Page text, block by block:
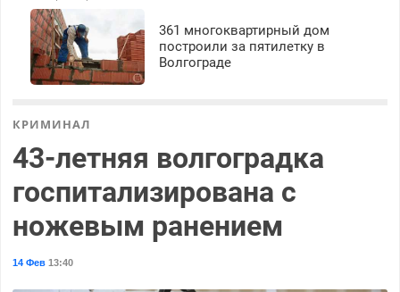
Набережная День Победы Реконструкция ЦПКиО
80-летие Победы Парк Героев-летчиков
361 многоквартирный дом
построили за пятилетку в
Волгограде
КРИМИНАЛ
43-летняя волгоградка
госпитализирована с
ножевым ранением
14 Фев13:40